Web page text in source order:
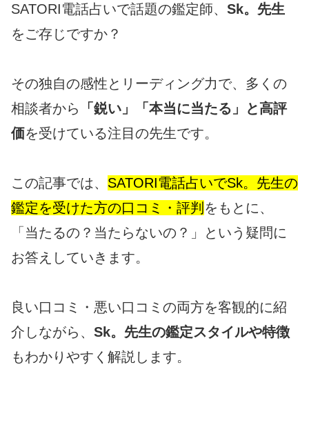
SATORI電話占いで話題の鑑定師、 Sk。先生
をご存じですか？
その独自の感性とリーディング力で、多くの
相談者から
「鋭い」「本当に当たる」と高評
価を受けている注目の先生です。
この記事では、 SATORI電話占いでSk。先生の
鑑定を受けた方の口コミ・評判をもとに、
「当たるの？当たらないの？」という疑問に
お答えしていきます。
良い口コミ・悪い口コミの両方を客観的に紹
介しながら、 Sk。先生の鑑定スタイルや特徴
もわかりやすく解説します。